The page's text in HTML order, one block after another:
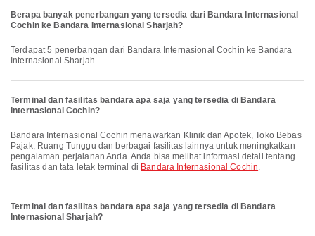
Berapa banyak penerbangan yang tersedia dari Bandara Internasional
Cochin ke Bandara Internasional Sharjah?
Terdapat 5 penerbangan dari Bandara Internasional Cochin ke Bandara
Internasional Sharjah.
Terminal dan fasilitas bandara apa saja yang tersedia di Bandara
Internasional Cochin?
Bandara Internasional Cochin menawarkan Klinik dan Apotek, Toko Bebas
Pajak, Ruang Tunggu dan berbagai fasilitas lainnya untuk meningkatkan
pengalaman perjalanan Anda. Anda bisa melihat informasi detail tentang
fasilitas dan tata letak terminal di Bandara Internasional Cochin.
Terminal dan fasilitas bandara apa saja yang tersedia di Bandara
Internasional Sharjah?